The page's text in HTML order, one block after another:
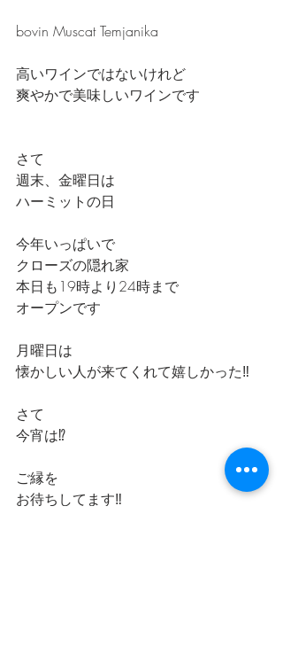
bovin Muscat Temjanika
高いワインではないけれど
爽やかで美味しいワインです
さて
週末、金曜日は
ハーミットの日
今年いっぱいで
クローズの隠れ家
本日も19時より24時まで
オープンです
月曜日は
懐かしい人が来てくれて嬉しかった‼️
さて
今宵は⁉️
ご縁を
お待ちしてます‼️